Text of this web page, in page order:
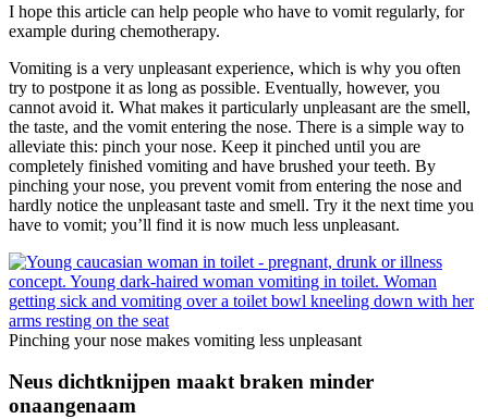
I hope this article can help people who have to vomit regularly, for
example during chemotherapy.
Vomiting is a very unpleasant experience, which is why you often
try to postpone it as long as possible. Eventually, however, you
cannot avoid it. What makes it particularly unpleasant are the smell,
the taste, and the vomit entering the nose. There is a simple way to
alleviate this: pinch your nose. Keep it pinched until you are
completely finished vomiting and have brushed your teeth. By
pinching your nose, you prevent vomit from entering the nose and
hardly notice the unpleasant taste and smell. Try it the next time you
have to vomit; you’ll find it is now much less unpleasant.
Pinching your nose makes vomiting less unpleasant
Neus dichtknijpen maakt braken minder
onaangenaam